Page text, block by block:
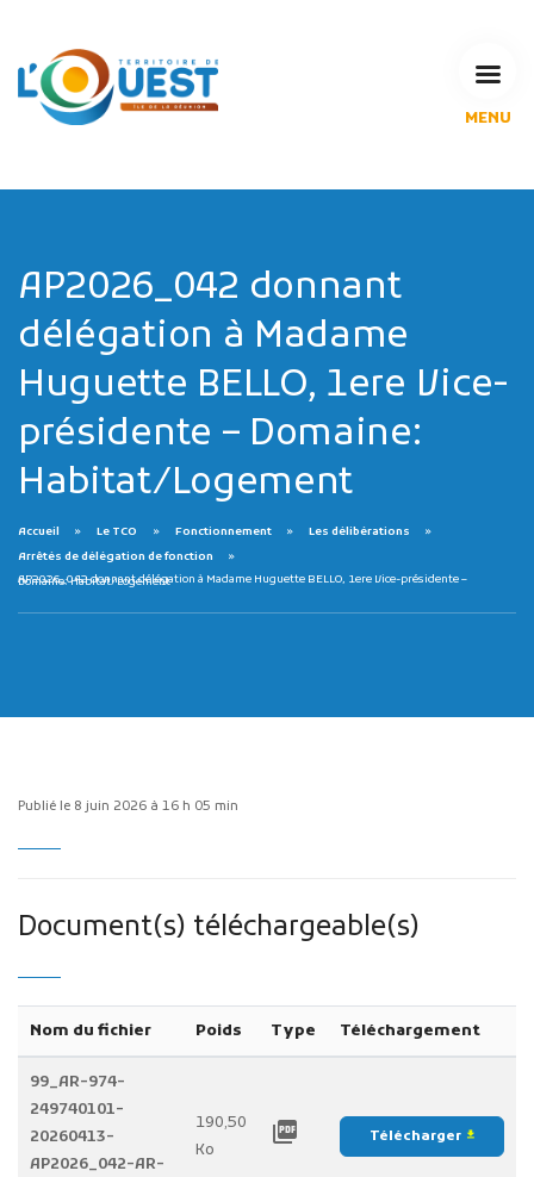
MENU
RECHERCHE
CALENDRIERS DE COLLECTE
Projets financés par l'Europe
AP2026_042 donnant
délégation à Madame
Huguette BELLO, 1ere Vice-
présidente – Domaine:
Habitat/Logement
Accueil Le TCO Fonctionnement
Les délibérations
Arrêtés de délégation de fonction
AP2026_042 donnant délégation à Madame Huguette BELLO, 1ere Vice-présidente – Domaine: Habitat/Logement
Publié le 8 juin 2026 à 16 h 05 min
Document(s) téléchargeable(s)
Nom du fichier Poids Type Téléchargement
99_AR-974-
249740101-
20260413-
AP2026_042-AR-
190,50
Ko
picture_as_pdf Télécharger file_download